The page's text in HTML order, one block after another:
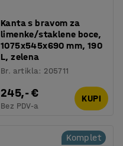
Kanta s bravom za
limenke/staklene boce,
1075x545x690 mm, 190
L, zelena
Br. artikla: 205711
245,- €
Bez PDV-a
KUPI
Komplet